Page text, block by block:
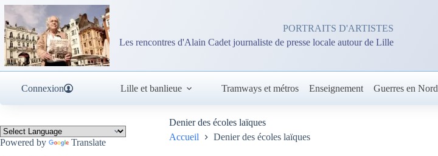
Passer
contenu
PORTRAITS D'ARTISTES
Les rencontres d'Alain Cadet journaliste de presse locale autour de Lille
Connexion Lille et banlieue Tramways et métros Enseignement Guerres en Nord
Denier des écoles laïques
Accueil
Denier des écoles laïques
Powered by Translate